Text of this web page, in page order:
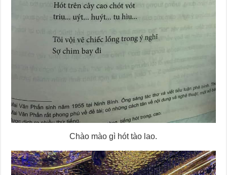
Chào mào gì hót tào lao.